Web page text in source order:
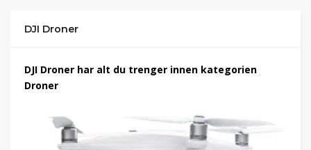
DJI Droner
DJI Droner har alt du trenger innen kategorien
Droner